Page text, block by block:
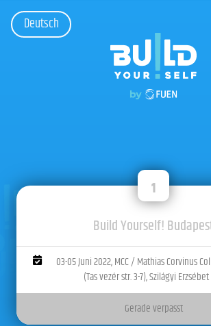
Deutsch
1
Build Yourself!
03-05 Juni 2022,MCC / Mathias Corvinus
(Tas vezér str. 3-7), Szilágyi
Gerade verpasst